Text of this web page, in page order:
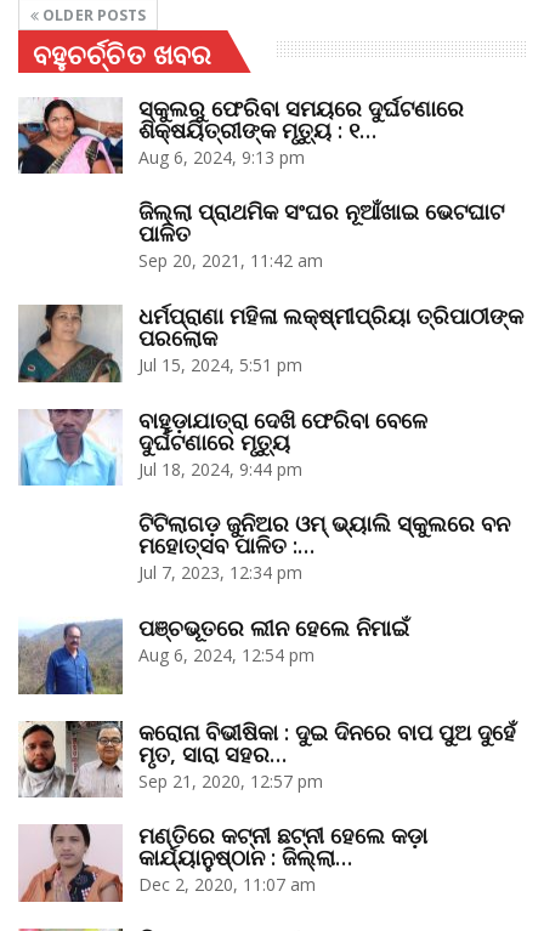
OLDER POSTS
ବହୁଚର୍ଚ୍ଚିତ ଖବର
ସ୍କୁଲରୁ ଫେରିବା ସମୟରେ ଦୁର୍ଘଟଣାରେ
ଶିକ୍ଷୟିତ୍ରୀଙ୍କ ମୃତ୍ୟୁ : ୧…
Aug 6, 2024, 9:13 pm
ଜିଲ୍ଲା ପ୍ରାଥମିକ ସଂଘର ନୂଆଁଖାଇ ଭେଟଘାଟ
ପାଳିତ
Sep 20, 2021, 11:42 am
ଧର୍ମପ୍ରାଣା ମହିଳା ଲକ୍ଷ୍ମୀପ୍ରିୟା ତ୍ରିପାଠୀଙ୍କ
ପରଲୋକ
Jul 15, 2024, 5:51 pm
ବାହୁଡ଼ାଯାତ୍ରା ଦେଖି ଫେରିବା ବେଳେ
ଦୁର୍ଘଟଣାରେ ମୃତ୍ୟୁ
Jul 18, 2024, 9:44 pm
ଟିଟିଲାଗଡ଼ ଜୁନିଅର ଓମ୍‌ ଭ୍ୟାଲି ସ୍କୁଲରେ ବନ
ମହୋତ୍ସବ ପାଳିତ :…
Jul 7, 2023, 12:34 pm
ପଞ୍ଚଭୂତରେ ଲୀନ ହେଲେ ନିମାଇଁ
Aug 6, 2024, 12:54 pm
କରୋନା ବିଭୀଷିକା : ଦୁଇ ଦିନରେ ବାପ ପୁଅ ଦୁହେଁ
ମୃତ, ସାରା ସହର…
Sep 21, 2020, 12:57 pm
ମଣ୍ତିରେ କଟ୍‌ନୀ ଛଟ୍‌ନୀ ହେଲେ କଡ଼ା
କାର୍ଯ୍ୟାନୁଷ୍ଠାନ : ଜିଲ୍ଲା…
Dec 2, 2020, 11:07 am